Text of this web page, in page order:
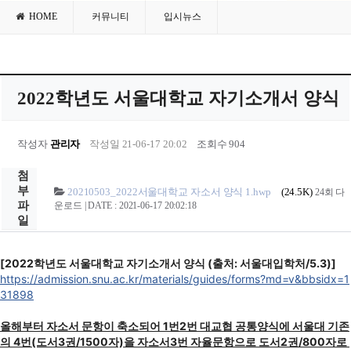
HOME 커뮤니티 입시뉴스
2022학년도 서울대학교 자기소개서 양식
작성자 관리자 작성일 21-06-17 20:02 조회수 904
첨
부
파
일
20210503_2022서울대학교 자소서 양식 1.hwp (24.5K) 24회 다
운로드 | DATE : 2021-06-17 20:02:18
[2022학년도 서울대학교 자기소개서 양식 (출처: 서울대입학처/5.3)]
https://admission.snu.ac.kr/materials/guides/forms?md=v&bbsidx=1
31898
올해부터 자소서 문항이 축소되어 1번2번 대교협 공통양식에 서울대 기존
의 4번(도서3권/1500자)을 자소서3번 자율문항으로 도서2권/800자로